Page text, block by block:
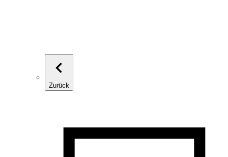
Zurück